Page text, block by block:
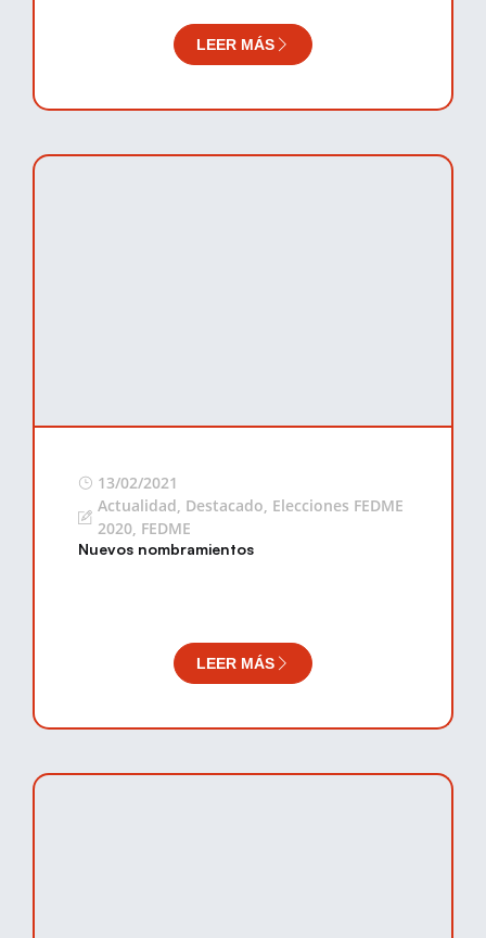
LEER MÁS
13/02/2021
Actualidad, Destacado, Elecciones FEDME
2020, FEDME
Nuevos nombramientos
LEER MÁS